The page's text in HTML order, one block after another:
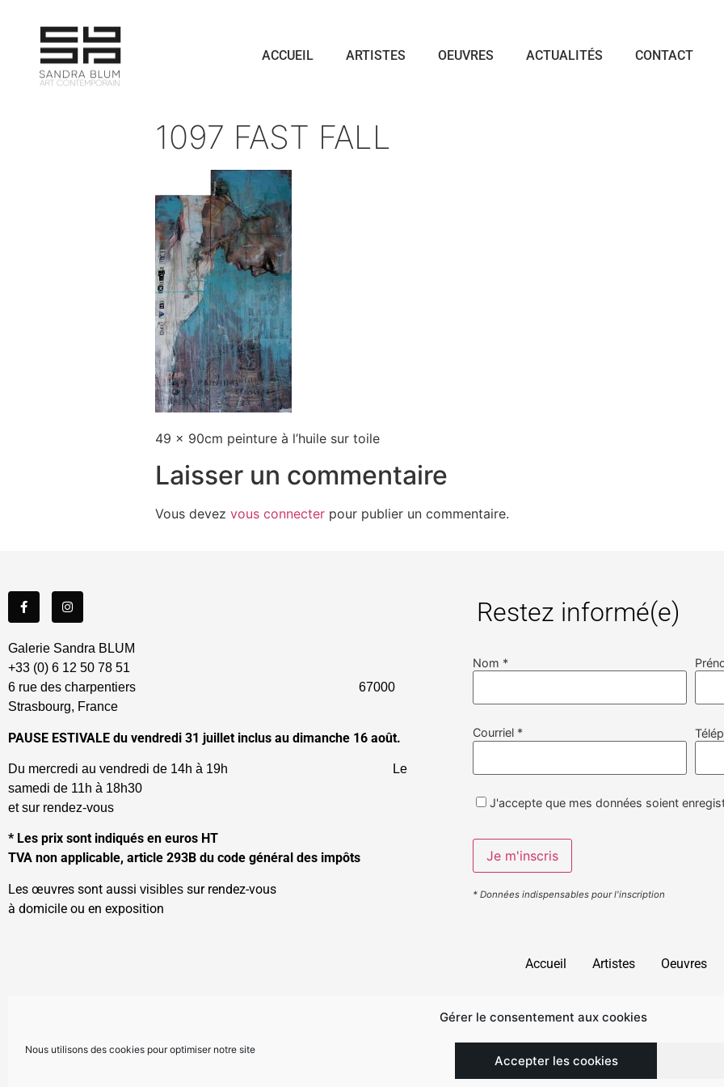
Gérer le consentement aux cookies
Nous utilisons des cookies pour optimiser notre site
Accepter les cookies
ACCUEIL ARTISTES OEUVRES ACTUALITÉS CONTACT
1097 FAST FALL
49 x 90cm peinture à l’huile sur toile
Laisser un commentaire
Vous devez vous connecter pour publier un commentaire.
Galerie Sandra BLUM
+33 (0) 6 12 50 78 51
6 rue des charpentiers 67000
Strasbourg, France
PAUSE ESTIVALE du vendredi 31 juillet inclus au dimanche 16 août.
Du mercredi au vendredi de 14h à 19h
Le
samedi de 11h à 18h30
et sur rendez-vous
* Les prix sont indiqués en euros HT
TVA non applicable, article 293B du code général des impôts
Les œuvres sont aussi visibles sur rendez-vous
à domicile ou en exposition
Restez informé(e)
Nom *
Courriel *
J'accepte que mes données soient
* Données indispensables pour l'inscription
Accueil Artistes Oeuvres